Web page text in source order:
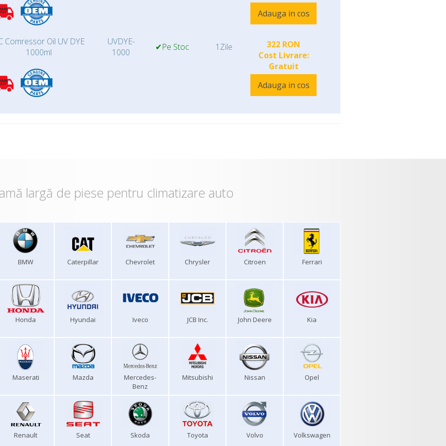
Adauga in cos
Comressor Oil UV DYE
1000ml
UVDYE-
1000
✔Pe Stoc 1Zile
322 RON
Cost Livrare:
Gratuit
Adauga in cos
largă de piese pentru climatizare auto
BMW Caterpillar Chevrolet Chrysler Citroen Ferrari
Honda Hyundai Iveco JCB Inc. John Deere Kia
Maserati Mazda
Mercedes-
Benz
Mitsubishi Nissan Opel
Renault Seat Skoda Toyota Volvo Volkswagen